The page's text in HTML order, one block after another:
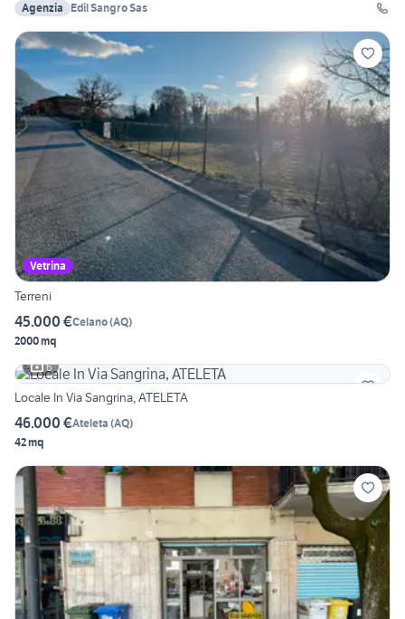
Agenzia
Edil Sangro Sas
Vetrina
Terreni
45.000 €Celano(AQ)
2000 mq
6
Locale In Via Sangrina, ATELETA
46.000 €Ateleta (AQ)
42 mq